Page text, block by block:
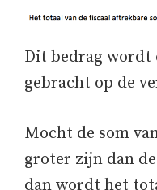
Dit bedrag
gebracht op de
Mocht de som
groter zijn dan
dan wordt het